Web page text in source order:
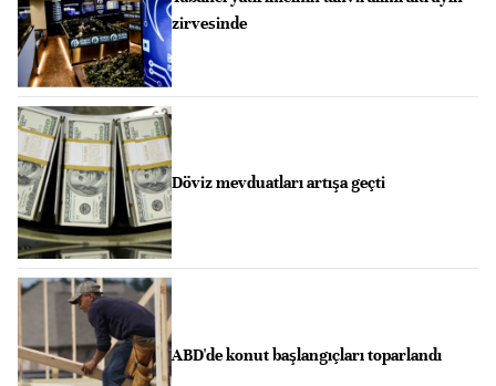
zirvesinde
Döviz mevduatları artışa geçti
ABD'de konut başlangıçları toparlandı